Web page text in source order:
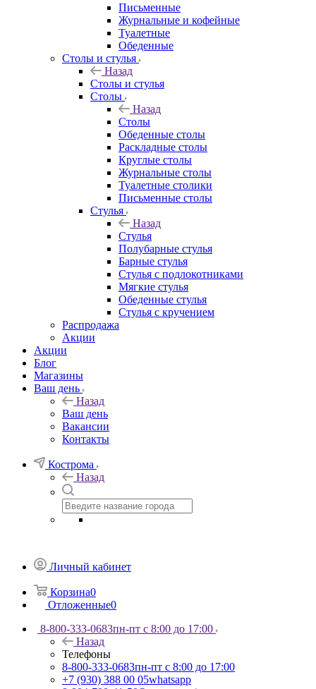
Письменные
Журнальные и кофейные
Туалетные
Обеденные
Столы и стулья
Назад
Столы и стулья
Столы
Назад
Столы
Обеденные столы
Раскладные столы
Круглые столы
Журнальные столы
Туалетные столики
Письменные столы
Стулья
Назад
Стулья
Полубарные стулья
Барные стулья
Стулья с подлокотниками
Мягкие стулья
Обеденные стулья
Стулья с кручением
Распродажа
Акции
Акции
Блог
Магазины
Ваш день
Назад
Ваш день
Вакансии
Контакты
Кострома
Назад
Личный кабинет
Корзина0
Отложенные0
8-800-333-0683пн-пт с 8:00 до 17:00
Назад
Телефоны
8-800-333-0683пн-пт с 8:00 до 17:00
+7 (930) 388 00 05whatsapp